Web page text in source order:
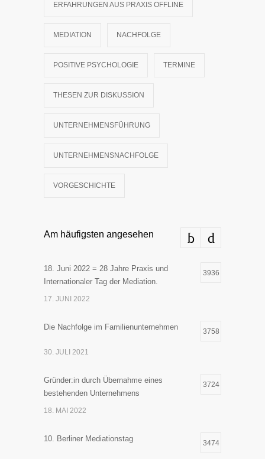
ERFAHRUNGEN AUS PRAXIS OFFLINE
MEDIATION NACHFOLGE
POSITIVE PSYCHOLOGIE TERMINE
THESEN ZUR DISKUSSION
UNTERNEHMENSFÜHRUNG
UNTERNEHMENSNACHFOLGE
VORGESCHICHTE
Am häufigsten angesehen
18. Juni 2022 = 28 Jahre Praxis und
Internationaler Tag der Mediation.
3936
17. JUNI 2022
Die Nachfolge im Familienunternehmen 3758
30. JULI 2021
Gründer:in durch Übernahme eines
bestehenden Unternehmens
3724
18. MAI 2022
10. Berliner Mediationstag 3474